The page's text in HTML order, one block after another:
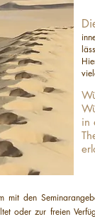
in
mit den
oder zur freien